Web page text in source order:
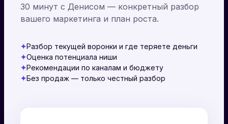
30 минут с Денисом — конкретный разбор
вашего маркетинга и план роста.
✦Разбор текущей воронки и где теряете деньги
✦Оценка потенциала ниши
✦Рекомендации по каналам и бюджету
✦Без продаж — только честный разбор